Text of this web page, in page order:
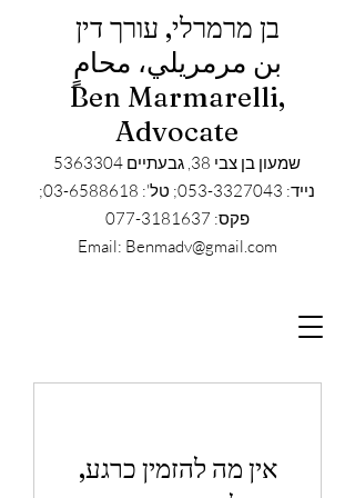
בן מרמרלי, עורך דין
بن مرمريلي، محامٍ
Ben Marmarelli,
Advocate
שמעון בן צבי 38, גבעתיים
5363304
נייד: 053-3327043; טל': 03-6588618;
פקס: 077-3181637
Email: Benmadv@gmail.com
אין מה להזמין כרגע,